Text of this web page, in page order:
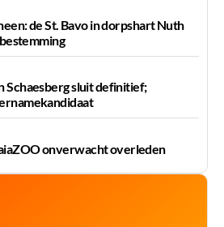
de St. Bavo in dorpshart Nuth
Schaesberg sluit definitief;
onverwacht overleden